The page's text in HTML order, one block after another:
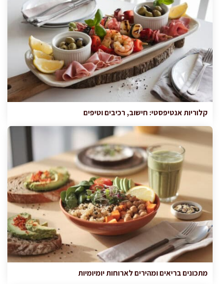
קלוריות אנטיפסטי: חישוב, רכיבים וטיפים
מתכונים בריאים ומהירים לארוחות יומיומיות